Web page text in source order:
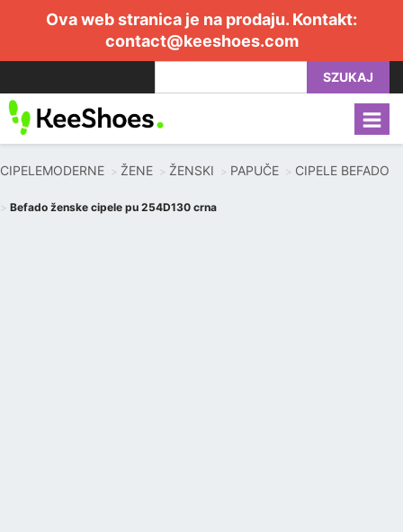
Ova web stranica je na prodaju. Kontakt:
contact@keeshoes.com
SZUKAJ
CIPELEMODERNE ŽENE ŽENSKI PAPUČE CIPELE BEFADO
Befado ženske cipele pu 254D130 crna